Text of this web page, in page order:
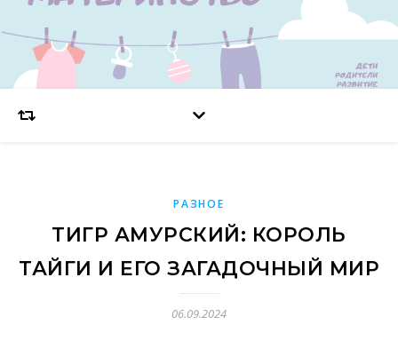
РАЗНОЕ
ТИГР АМУРСКИЙ: КОРОЛЬ
ТАЙГИ И ЕГО ЗАГАДОЧНЫЙ МИР
06.09.2024